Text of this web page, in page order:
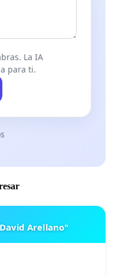
La IA
para ti.
Arellano"